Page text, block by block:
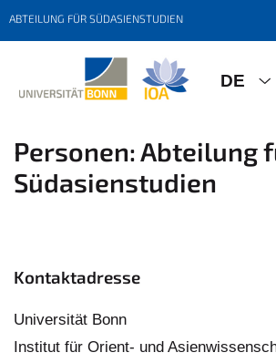
ABTEILUNG FÜR SÜDASIENSTUDIEN
DE
Personen: Abteilung
Südasienstudien
Kontaktadresse
Universität Bonn
Institut für Orient- und